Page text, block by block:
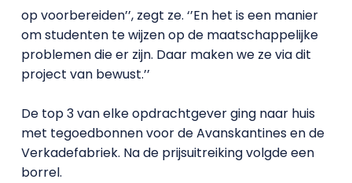
op voorbereiden’’, zegt ze. ‘’En het is een manier
om studenten te wijzen op de maatschappelijke
problemen die er zijn. Daar maken we ze via dit
project van bewust.’’
De top 3 van elke opdrachtgever ging naar huis
met tegoedbonnen voor de Avanskantines en de
Verkadefabriek. Na de prijsuitreiking volgde een
borrel.